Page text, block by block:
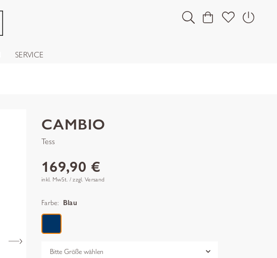
SERVICE
CAMBIO
Tess
169,90 €
inkl. MwSt. / zzgl. Versand
Farbe: Blau
Grösse